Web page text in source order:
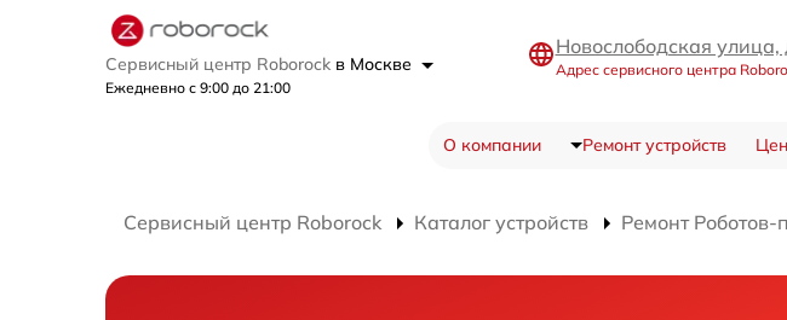
Сервисный центр Roborock в Москве
Ежедневно с 9:00 до 21:00
Новослободская улица,
Адрес сервисного центра
О компании Ремонт устройств
Сервисный центр Roborock Каталог устройств Ремонт Роботов-